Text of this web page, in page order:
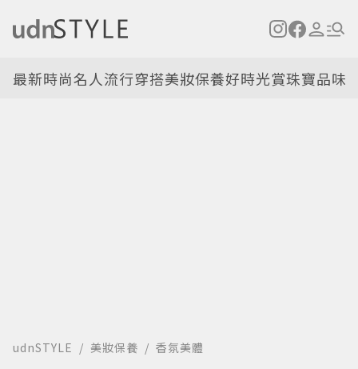
最新時尚名人流行穿搭美妝保養好時光賞珠寶品味
udnSTYLE 美妝保養 香氛美體